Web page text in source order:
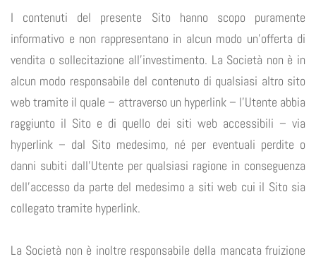
I contenuti del presente Sito hanno scopo puramente
informativo e non rappresentano in alcun modo un’offerta di
vendita o sollecitazione all’investimento. La Società non è in
alcun modo responsabile del contenuto di qualsiasi altro sito
web tramite il quale – attraverso un hyperlink – l’Utente abbia
raggiunto il Sito e di quello dei siti web accessibili – via
hyperlink – dal Sito medesimo, né per eventuali perdite o
danni subiti dall’Utente per qualsiasi ragione in conseguenza
dell’accesso da parte del medesimo a siti web cui il Sito sia
collegato tramite hyperlink.
La Società non è inoltre responsabile della mancata fruizione